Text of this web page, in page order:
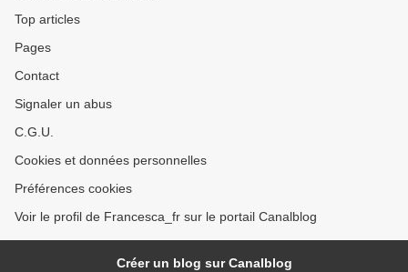
Top articles
Pages
Contact
Signaler un abus
C.G.U.
Cookies et données personnelles
Préférences cookies
Voir le profil de Francesca_fr sur le portail Canalblog
Créer un blog sur Canalblog